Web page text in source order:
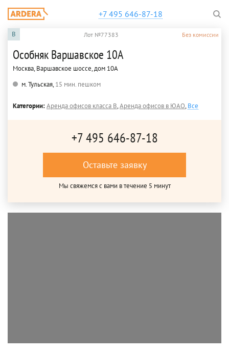
+7 495 646-87-18
B Лот №77383 Без комиссии
Особняк Варшавское 10А
Москва, Варшавское шоссе, дом 10А
м. Тульская,15 мин. пешком
Категории:Аренда офисов класса B,Аренда офисов в ЮАО,Все
+7 495 646-87-18
Оставьте заявку
Мы свяжемся с вами в течение 5 минут